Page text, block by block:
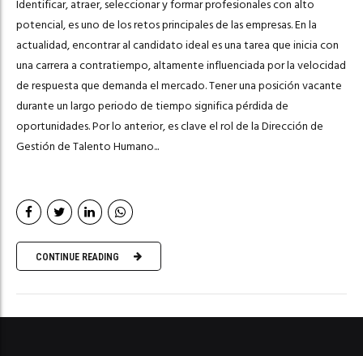
Identificar, atraer, seleccionar y formar profesionales con alto
potencial, es uno de los retos principales de las empresas. En la
actualidad, encontrar al candidato ideal es una tarea que inicia con
una carrera a contratiempo, altamente influenciada por la velocidad
de respuesta que demanda el mercado. Tener una posición vacante
durante un largo periodo de tiempo significa pérdida de
oportunidades. Por lo anterior, es clave el rol de la Dirección de
Gestión de Talento Humano...
CONTINUE READING